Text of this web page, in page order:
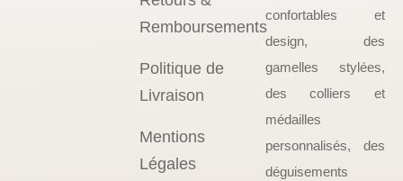
Remboursements
Politique de
Livraison
Mentions
Légales
confortables et
design, des
gamelles stylées,
des colliers et
médailles
personnalisés, des
déguisements